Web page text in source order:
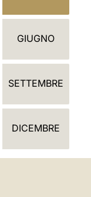
GIUGNO
SETTEMBRE
DICEMBRE